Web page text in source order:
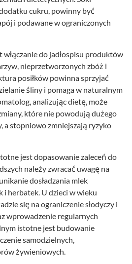
cukru, powinny być
i podawane w ograniczonych
włączanie do jadłospisu produktów
nieprzetworzonych zbóż i
posiłków powinna sprzyjać
śliny i pomaga w naturalnym
analizując dietę, może
które nie powodują dużego
a stopniowo zmniejszają ryzyko
jest dopasowanie zaleceń do
należy zwracać uwagę na
dosładzania mlek
i herbatek. U dzieci w wieku
się na ograniczenie słodyczy i
wprowadzenie regularnych
istotne jest budowanie
samodzielnych,
żywieniowych.